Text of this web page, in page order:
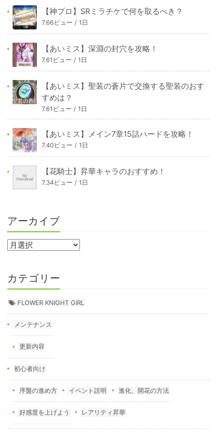
【神プロ】SRミラチケで何を取るべき？
7.66ビュー / 1日
【あいミス】深淵の封穴を攻略！
7.61ビュー / 1日
【あいミス】聖装の蒼片で交換する聖装のおす
すめは？
7.61ビュー / 1日
【あいミス】メイン7章15話ハードを攻略！
7.40ビュー / 1日
【花騎士】昇華キャラのおすすめ！
7.34ビュー / 1日
アーカイブ
カテゴリー
FLOWER KNIGHT GIRL
メンテナンス
更新内容
初心者向け
序盤の進め方 イベント説明 進化、開花の方法
好感度を上げよう レアリティ昇華